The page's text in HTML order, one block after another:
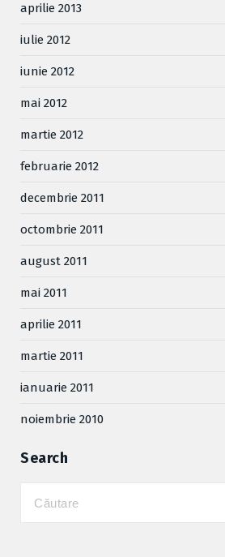
aprilie 2013
iulie 2012
iunie 2012
mai 2012
martie 2012
februarie 2012
decembrie 2011
octombrie 2011
august 2011
mai 2011
aprilie 2011
martie 2011
ianuarie 2011
noiembrie 2010
Search